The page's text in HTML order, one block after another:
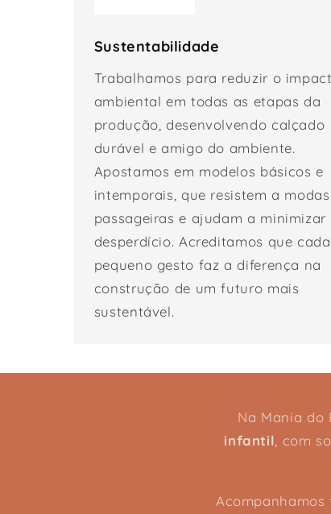
Sustentabilidade
Trabalhamos para reduzir o
ambiental em todas as etapas da
produção, desenvolvendo calçado
durável e amigo do ambiente.
Apostamos em modelos básicos e
intemporais, que resistem a modas
passageiras e ajudam a minimizar
desperdício. Acreditamos que cada
pequeno gesto faz a diferença na
construção de um futuro mais
sustentável.
Na Mania do
infantil , com